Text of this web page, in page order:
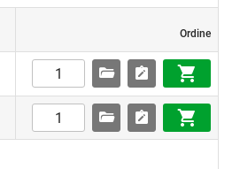
Ordine